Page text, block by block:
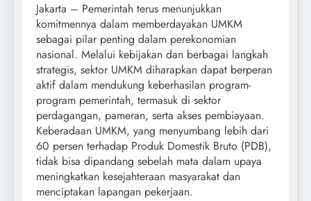
Jakarta – Pemerintah terus menunjukkan
komitmennya dalam memberdayakan UMKM
sebagai pilar penting dalam perekonomian
nasional. Melalui kebijakan dan berbagai langkah
strategis, sektor UMKM diharapkan dapat berperan
aktif dalam mendukung keberhasilan program-
program pemerintah, termasuk di sektor
perdagangan, pameran, serta akses pembiayaan.
Keberadaan UMKM, yang menyumbang lebih dari
60 persen terhadap Produk Domestik Bruto (PDB),
tidak bisa dipandang sebelah mata dalam upaya
meningkatkan kesejahteraan masyarakat dan
menciptakan lapangan pekerjaan.